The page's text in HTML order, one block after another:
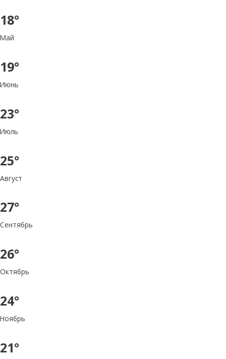
18°
Май
19°
Июнь
23°
Июль
25°
Август
27°
Сентябрь
26°
Октябрь
24°
Ноябрь
21°